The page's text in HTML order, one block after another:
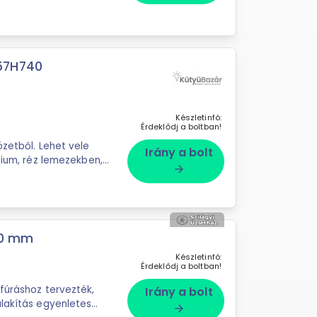
Lehet vele
réz lemezekben,
Készletinfó:
Érdeklődj a boltban!
Irány a bolt
arrow_forward
mm
tervezték,
egyenletes
Készletinfó:
Érdeklődj a boltban!
Irány a bolt
arrow_forward